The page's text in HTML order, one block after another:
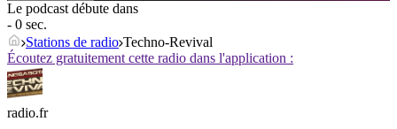
Le podcast débute dans
- 0 sec.
Stations de radio Techno-Revival
Écoutez gratuitement cette radio dans l'application :
radio.fr